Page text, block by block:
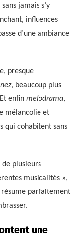
jamais s’y
influences
d’une ambiance
presque
, beaucoup plus
enfin melodrama,
mélancolie et
qui cohabitent sans
de plusieurs
musicalités »,
parfaitement
une